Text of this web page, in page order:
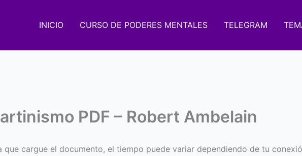
INICIO CURSO DE PODERES MENTALES TELEGRAM
PDF – Robert Ambelain
que cargue el documento, el tiempo puede variar dependiendo de tu